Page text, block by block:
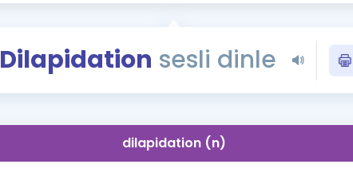
Blog
YDS - YÖKDİL
İngilizce
Dilapidation sesli dinle
dilapidation (n)